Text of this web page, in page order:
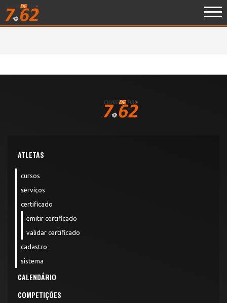
ATLETAS
cursos
serviços
certificado
emitir certificado
validar certificado
cadastro
sistema
CALENDÁRIO
COMPETIÇÕES